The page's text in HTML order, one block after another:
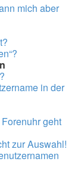
mich aber
in der
geht
zur Auswahl!